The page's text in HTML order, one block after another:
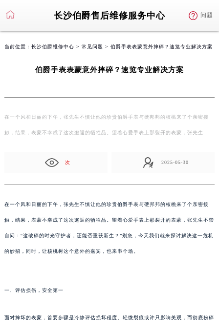
长沙伯爵售后维修服务中心 问题
当前位置： 长沙伯爵维修中心 > 常见问题 > 伯爵手表表蒙意外摔碎？速览专业解决方案
伯爵手表表蒙意外摔碎？速览专业解决方案
在一个风和日丽的下午，张先生不慎让他的珍贵伯爵手表与硬邦邦的核桃来了个亲密接
触，结果，表蒙不幸成了这次邂逅的牺牲品。望着心爱手表上那裂开的表蒙，张先生…
次 2025-05-30
在一个风和日丽的下午，张先生不慎让他的珍贵伯爵手表与硬邦邦的核桃来了个亲密接
触，结果，表蒙不幸成了这次邂逅的牺牲品。望着心爱手表上那裂开的表蒙，张先生不禁
自问：“这破碎的时光守护者，还能否重获新生？”别急，今天我们就来探讨解决这一危机
的妙招，同时，让核桃树这个意外的嘉宾，也来串个场。
一、评估损伤，安全第一
面对摔坏的表蒙，首要步骤是冷静评估损坏程度。轻微裂痕或许只影响美观，而彻底粉碎